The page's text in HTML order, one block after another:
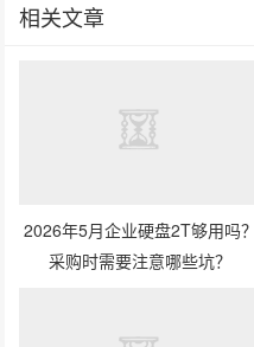
相关文章
2026年5月企业硬盘2T够用吗？
采购时需要注意哪些坑？